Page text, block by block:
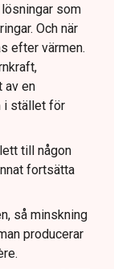
som
Och när
efter värmen.
av en
i stället för
till någon
fortsätta
så minskning
producerar